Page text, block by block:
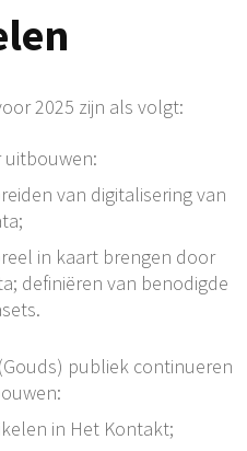
2025 zijn als volgt:
uitbouwen:
van digitalisering van
in kaart brengen door
definiëren van benodigde
publiek continueren
in Het Kontakt;